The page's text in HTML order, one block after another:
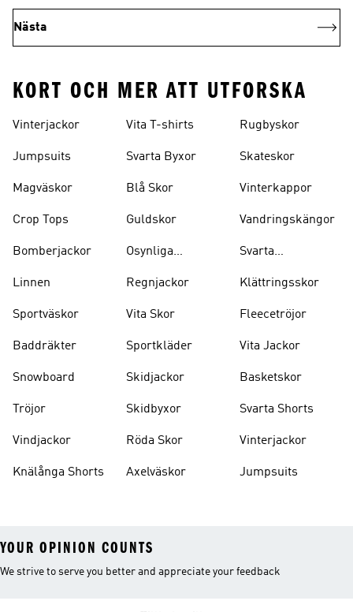
Nästa
KORT OCH MER ATT UTFORSKA
Vinterjackor
Jumpsuits
Magväskor
Crop Tops
Bomberjackor
Linnen
Sportväskor
Baddräkter
Snowboard
Tröjor
Vindjackor
Knälånga Shorts
Vita T-shirts
Svarta Byxor
Blå Skor
Guldskor
Osynliga
Regnjackor
Vita Skor
Sportkläder
Skidjackor
Skidbyxor
Röda Skor
Axelväskor
Rugbyskor
Skateskor
Vinterkappor
Vandringskängor
Svarta
Klättringsskor
Fleecetröjor
Vita Jackor
Basketskor
Svarta Shorts
Vinterjackor
Jumpsuits
YOUR OPINION COUNTS
We strive to serve you better and appreciate your feedback